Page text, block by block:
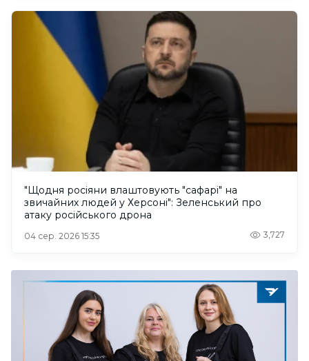
"Щодня росіяни влаштовують "сафарі" на
звичайних людей у Херсоні": Зеленський про
атаку російського дрона
04 сер. 2026 15:35 3,727